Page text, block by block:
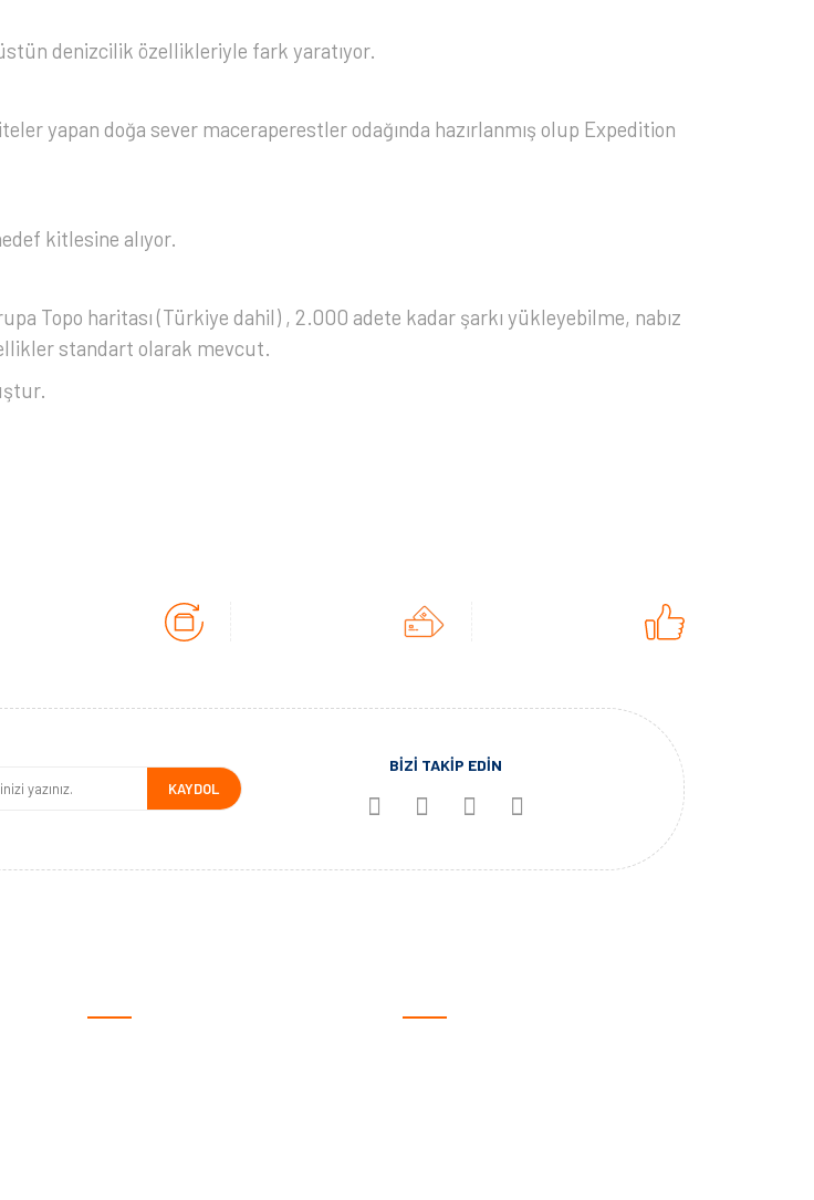
denizcilik özellikleriyle fark yaratıyor.
yapan doğa sever maceraperestler odağında hazırlanmış olup Expedition
kitlesine alıyor.
Topo haritası (Türkiye dahil) , 2.000 adete kadar şarkı yükleyebilme, nabız
standart olarak mevcut.
KAYDOL
BİZİ TAKİP EDİN